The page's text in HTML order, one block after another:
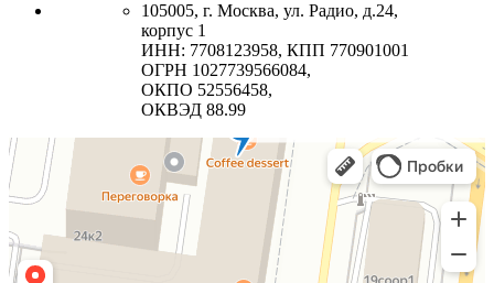
105005, г. Москва, ул. Радио, д.24,
корпус 1
ИНН: 7708123958, КПП 770901001
ОГРН 1027739566084,
ОКПО 52556458,
ОКВЭД 88.99